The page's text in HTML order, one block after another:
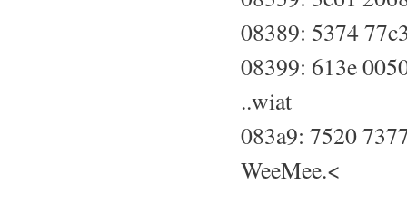
08389: 5374
08399: 613e
..wiat
083a9: 7520
WeeMee.<